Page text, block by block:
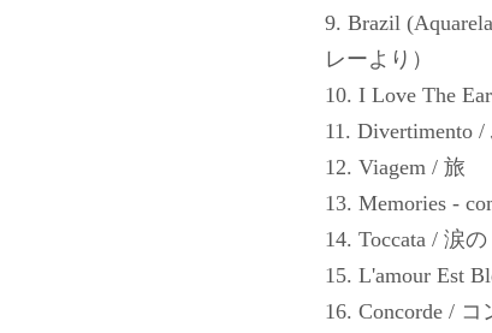
9. Brazil
レーより）
10. I Love The
11. Divertimento
12. Viagem / 旅
13. Memories -
14. Toccata / 涙
15. L'amour Est
16. Concorde /